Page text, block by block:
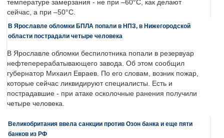
температуре замерзания - не при –60°C, как делают
сейчас, а при –50°C.
В Ярославле обломки БПЛА попали в НПЗ, в Нижегородской
области пострадали четыре человека
В Ярославле обломки беспилотника попали в резервуар
нефтеперерабатывающего завода. Об этом сообщил
губернатор Михаил Евраев. По его словам, возник пожар,
которые сейчас ликвидируют специалисты. Есть и
пострадавшие - при атаке осколочные ранения получили
четыре человека.
Великобритания ввела санкции против Озон банка и еще пяти
банков из РФ